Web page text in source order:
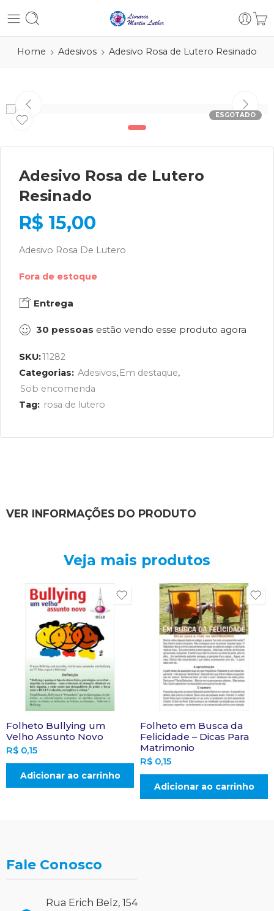
Home Adesivos Adesivo Rosa de Lutero Resinado
ESGOTADO
Adesivo Rosa de Lutero
Resinado
R$ 15,00
Adesivo Rosa De Lutero
Fora de estoque
Entrega
30 pessoas estão vendo esse produto agora
SKU:11282
Categorias: Adesivos, Em destaque,
Sob encomenda
Tag: rosa de lutero
VER INFORMAÇÕES DO PRODUTO
Veja mais produtos
Folheto Bullying um
Velho Assunto Novo
R$ 0,15
Adicionar ao carrinho
Folheto em Busca da
Felicidade – Dicas Para
Matrimonio
R$ 0,15
Adicionar ao carrinho
Fale Conosco
Rua Erich Belz, 154